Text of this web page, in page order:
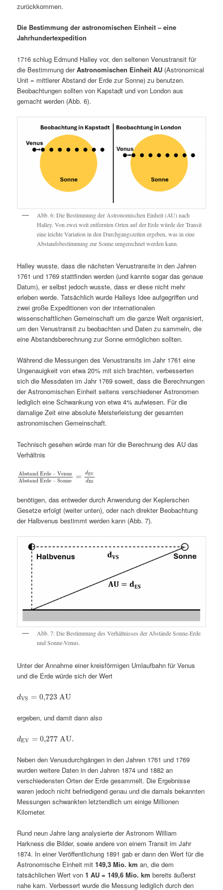
zurückkommen.
Die Bestimmung der astronomischen Einheit – eine
Jahrhundertexpedition
1716 schlug Edmund Halley vor, den seltenen Venustransit für
die Bestimmung derAstronomischen Einheit AU (Astronomical
Unit = mittlerer Abstand der Erde zur Sonne) zu benutzen.
Beobachtungen sollten von Kapstadt und von London aus
gemacht werden (Abb. 6).
Abb. 6: Die Bestimmung der Astronomischen Einheit (AU) nach
Halley. Von zwei weit entfernten Orten auf der Erde würde der Transit
eine leichte Variation in den Durchgangszeiten ergeben, was in eine
Abstandsbestimmung zur Sonne umgerechnet werden kann.
Halley wusste, dass die nächsten Venustransite in den Jahren
1761 und 1769 stattfinden werden (und kannte sogar das genaue
Datum), er selbst jedoch wusste, dass er diese nicht mehr
erleben werde. Tatsächlich wurde Halleys Idee aufgegriffen und
zwei große Expeditionen von der internationalen
wissenschaftlichen Gemeinschaft um die ganze Welt organisiert,
um den Venustransit zu beobachten und Daten zu sammeln, die
eine Abstandsberechnung zur Sonne ermöglichen sollten.
Während die Messungen des Venustransits im Jahr 1761 eine
Ungenauigkeit von etwa 20% mit sich brachten, verbesserten
sich die Messdaten im Jahr 1769 soweit, dass die Berechnungen
der Astronomischen Einheit seitens verschiedener Astronomen
lediglich eine Schwankung von etwa 4% aufwiesen. Für die
damalige Zeit eine absolute Meisterleistung der gesamten
astronomischen Gemeinschaft.
Technisch gesehen würde man für die Berechnung des AU das
Verhältnis
Abstand Erde – Venus
Abstand Erde – Sonne
= dEV
dES
benötigen, das entweder durch Anwendung der Keplerschen
Gesetze erfolgt (weiter unten), oder nach direkter Beobachtung
der Halbvenus bestimmt werden kann (Abb. 7).
Abb. 7: Die Bestimmung des Verhältnisses der Abstände Sonne-Erde
und Sonne-Venus.
Unter der Annahme einer kreisförmigen Umlaufbahn für Venus
und die Erde würde sich der Wert
dVS = 0,723 AU
ergeben, und damit dann also
dEV = 0,277 AU.
Neben den Venusdurchgängen in den Jahren 1761 und 1769
wurden weitere Daten in den Jahren 1874 und 1882 an
verschiedensten Orten der Erde gesammelt. Die Ergebnisse
waren jedoch nicht befriedigend genau und die damals bekannten
Messungen schwankten letztendlich um einige Millionen
Kilometer.
Rund neun Jahre lang analysierte der Astronom William
Harkness die Bilder, sowie andere von einem Transit im Jahr
1874. In einer Veröffentlichung 1891 gab er dann den Wert für die
Astronomische Einheit mit149,3 Mio. km an, die dem
tatsächlichen Wert von1 AU = 149,6 Mio. km bereits äußerst
nahe kam. Verbessert wurde die Messung lediglich durch den